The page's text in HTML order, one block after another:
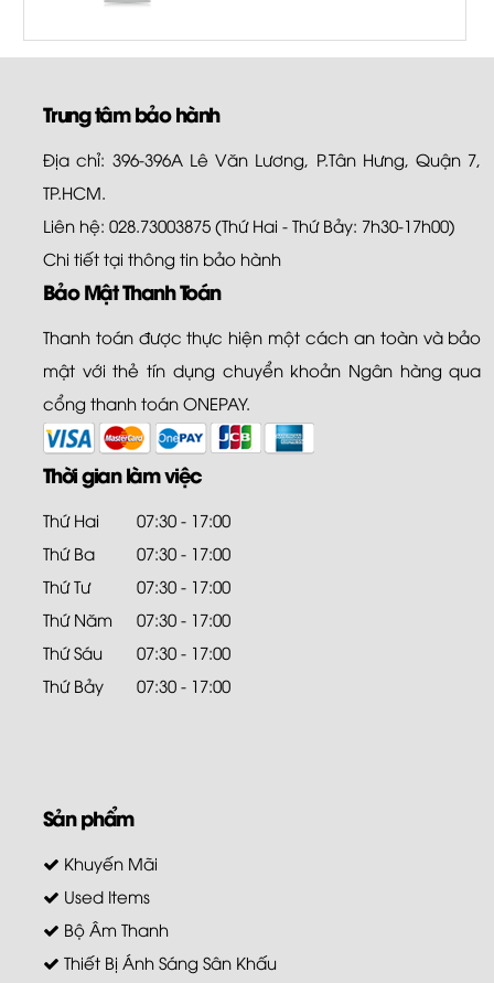
Trung tâm bảo hành
Địa chỉ: 396-396A Lê Văn Lương, P.Tân Hưng, Quận 7,
TP.HCM.
Liên hệ: 028.73003875 (Thứ Hai - Thứ Bảy: 7h30-17h00)
Chi tiết tại thông tin bảo hành
Bảo Mật Thanh Toán
Thanh toán được thực hiện một cách an toàn và bảo
mật với thẻ tín dụng chuyển khoản Ngân hàng qua
cổng thanh toán ONEPAY.
Thời gian làm việc
Thứ Hai
07:30 - 17:00
Thứ Ba
07:30 - 17:00
Thứ Tư
07:30 - 17:00
Thứ Năm
07:30 - 17:00
Thứ Sáu
07:30 - 17:00
Thứ Bảy
07:30 - 17:00
Sản phẩm
Khuyến Mãi
Used Items
Bộ Âm Thanh
Thiết Bị Ánh Sáng Sân Khấu